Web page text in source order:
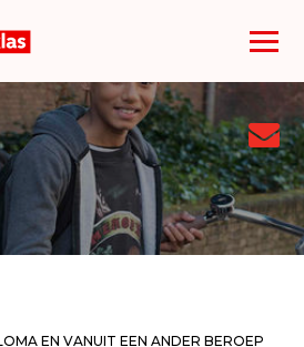
EN VANUIT EEN ANDER BEROEP